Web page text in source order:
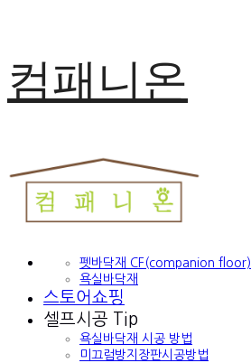
컴패니온
펫바닥재 CF(companion floor)
욕실바닥재
스토어쇼핑
셀프시공 Tip
욕실바닥재 시공 방법
미끄럼방지장판시공방법